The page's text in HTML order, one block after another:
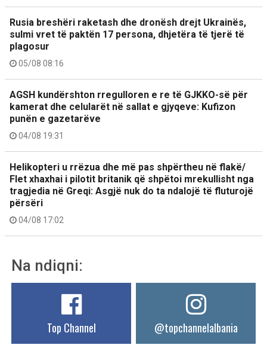
Rusia breshëri raketash dhe dronësh drejt Ukrainës,
sulmi vret të paktën 17 persona, dhjetëra të tjerë të
plagosur
05/08 08:16
AGSH kundërshton rregulloren e re të GJKKO-së për
kamerat dhe celularët në sallat e gjyqeve: Kufizon
punën e gazetarëve
04/08 19:31
Helikopteri u rrëzua dhe më pas shpërtheu në flakë/
Flet xhaxhai i pilotit britanik që shpëtoi mrekullisht nga
tragjedia në Greqi: Asgjë nuk do ta ndalojë të fluturojë
përsëri
04/08 17:02
Na ndiqni:
Top Channel @topchannelalbania